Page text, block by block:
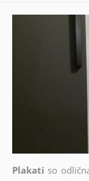
Plakati so